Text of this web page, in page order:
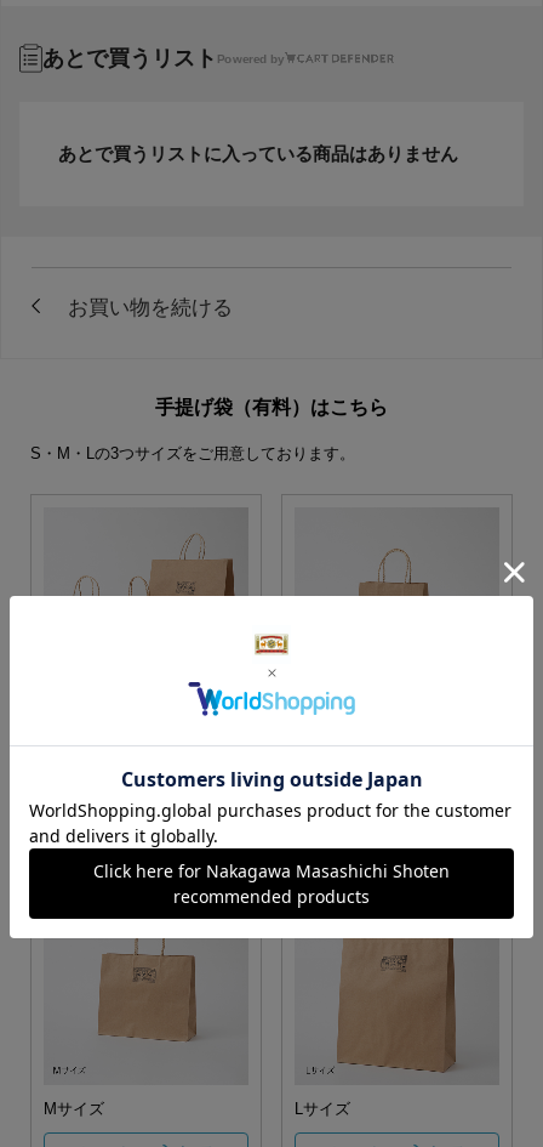
あとで買うリスト Powered by
あとで買うリストに入っている商品はありません
手提げ袋（有料）はこちら
S・M・Lの3つサイズをご用意しております。
カートに入れる カートに入れる
Mサイズ Lサイズ